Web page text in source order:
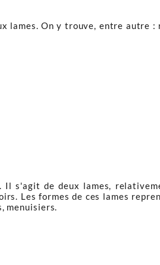
lames. On y trouve, entre autre :
s'agit de deux lames,
Les formes de ces lames
menuisiers.